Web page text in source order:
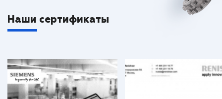
Наши сертификаты